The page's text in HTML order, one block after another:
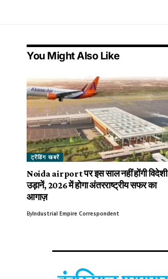
You Might Also Like
ट्रेंडिंग खबरें
Noida airport पर इस साल नहीं होंगी विदेशी
उड़ानें, 2026 में होगा अंतरराष्ट्रीय सफर का
आगाज़
ByIndustrial Empire Correspondent